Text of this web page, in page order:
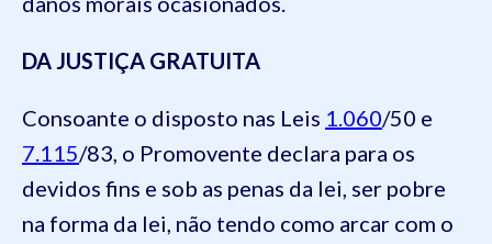
DA JUSTIÇA GRATUITA
Consoante o disposto nas Leis 1.060/50 e
7.115/83, o Promovente declara para os
devidos fins e sob as penas da lei, ser pobre
na forma da lei, não tendo como arcar com o